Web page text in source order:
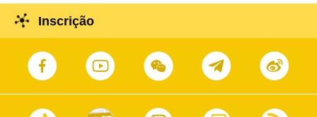
Inscrição